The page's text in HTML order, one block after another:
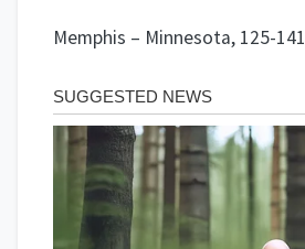
Memphis – Minnesota, 125-141